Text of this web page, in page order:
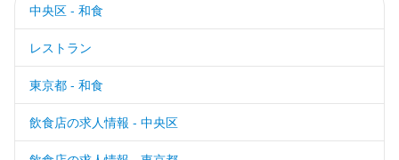
中央区 - 和食
レストラン
東京都 - 和食
飲食店の求人情報 - 中央区